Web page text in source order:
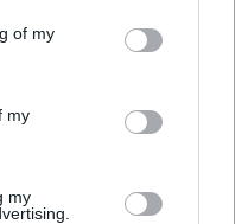
of my
my
my
szóbeli történelem
vizsgatétel az 1848-as